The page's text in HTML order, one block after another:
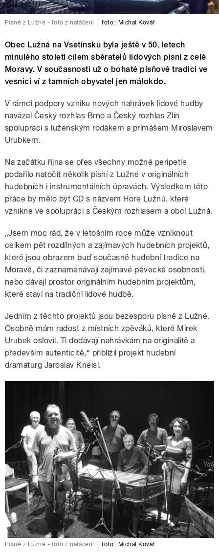
Písně z Lužné - foto z natáčení foto: Michal Kovář
Obec Lužná na Vsetínsku byla ještě v 50. letech
minulého století cílem sběratelů lidových písní z celé
Moravy. V současnosti už o bohaté písňové tradici ve
vesnici ví z tamních obyvatel jen málokdo.
V rámci podpory vzniku nových nahrávek lidové hudby
navázal Český rozhlas Brno a Český rozhlas Zlín
spolupráci s luženským rodákem a primášem Miroslavem
Urubkem.
Na začátku října se přes všechny možné peripetie
podařilo natočit několik písní z Lužné v originálních
hudebních i instrumentálních úpravách. Výsledkem této
práce by mělo být CD s názvem Hore Lužnú, které
vznikne ve spolupráci s Českým rozhlasem a obcí Lužná.
„Jsem moc rád, že v letošním roce může vzniknout
celkem pět rozdílných a zajímavých hudebních projektů,
které jsou obrazem buď současné hudební tradice na
Moravě, či zaznamenávají zajímavé pěvecké osobnosti,
nebo dávají prostor originálním hudebním projektům,
které staví na tradiční lidové hudbě.
Jedním z těchto projektů jsou bezesporu písně z Lužné.
Osobně mám radost z místních zpěváků, které Mirek
Urubek oslovil. Ti dodávají nahrávkám na originalitě a
především autenticitě,“ přiblížil projekt hudební
dramaturg Jaroslav Kneisl.
Písně z Lužné - foto z natáčení foto: Michal Kovář